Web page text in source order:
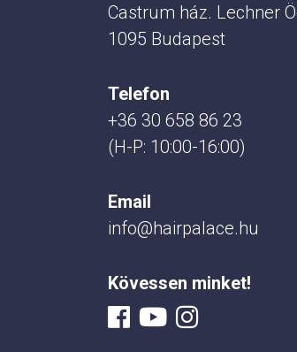
Castrum ház. Lechner
1095 Budapest
Telefon
+36 30 658 86 23
(H-P: 10:00-16:00)
Email
info@hairpalace.hu
Kövessen minket!